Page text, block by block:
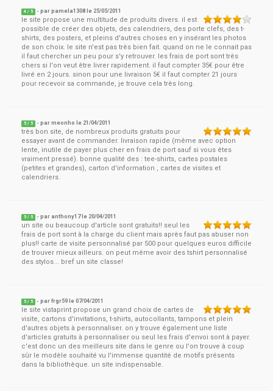
4 / 5 - parpamela1308 le 25/05/2011
le site propose une multitude de produits divers. il est
possible de créer des objets, des calendriers, des porte clefs, des t-
shirts, des posters, et pleins d'autres choses en y insérant les photos
de son choix. le site n'est pas très bien fait. quand on ne le connait pas
il faut chercher un peu pour s'y retrouver. les frais de port sont très
chers si l'on veut être livrer rapidement. il faut compter 35€ pour être
livré en 2 jours. sinon pour une livraison 5€ il faut compter 21 jours
pour recevoir sa commande, je trouve cela très long.
5 / 5 - parmeonho le 21/04/2011
très bon site, de nombreux produits gratuits pour
essayer avant de commander. livraison rapide (même avec option
lente, inutile de payer plus cher en frais de port sauf si vous êtes
vraiment pressé). bonne qualité des : tee-shirts, cartes postales
(petites et grandes), carton d'information , cartes de visites et
calendriers.
5 / 5 - par anthony17le 20/04/2011
un site ou beaucoup d'article sont gratuits!! seul les
frais de port sont à la charge du client mais après faut pas abuser non
plus!! carte de visite personnalisé par 500 pour quelques euros difficile
de trouver mieux ailleurs. on peut même avoir des tshirt personnalisé
des stylos... bref un site classe!
5 / 5 - parfrgr59 le07/04/2011
le site vistaprint propose un grand choix de cartes de
visite, cartons d'invitations, t-shirts, autocollants, tampons et plein
d'autres objets à personnaliser. on y trouve également une liste
d'articles gratuits à personnaliser ou seul les frais d'envoi sont à payer.
c'est donc un des meilleurs site dans le genre ou l'on trouve à coup
sûr le modèle souhaité vu l'immense quantité de motifs présents
dans la bibliothèque. un site indispensable.